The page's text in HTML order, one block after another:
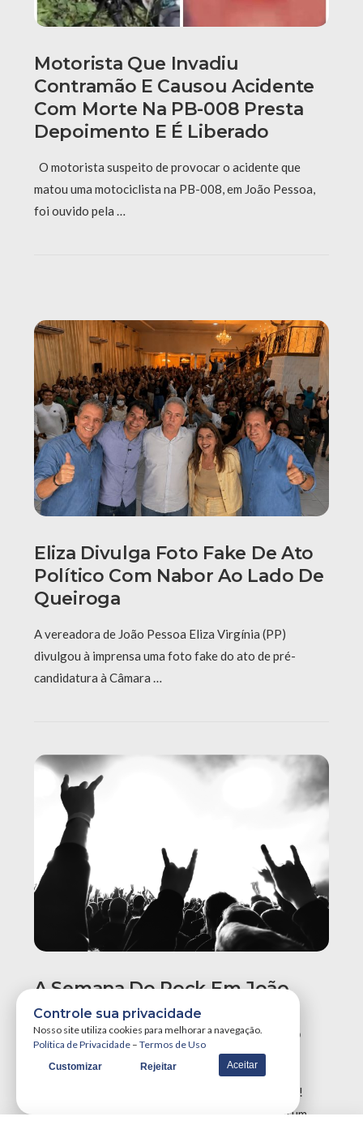
Motorista Que Invadiu
Contramão E Causou Acidente
Com Morte Na PB-008 Presta
Depoimento E É Liberado
O motorista suspeito de provocar o acidente que
matou uma motociclista na PB-008, em João Pessoa,
foi ouvido pela …
Eliza Divulga Foto Fake De Ato
Político Com Nabor Ao Lado De
Queiroga
A vereadora de João Pessoa Eliza Virgínia (PP)
divulgou à imprensa uma foto fake do ato de pré-
candidatura à Câmara …
A Semana Do Rock Em João
Pessoa Promete Um Dos
Maiores Finais De Semana Do
A Semana do Rock em João Pessoa tá destruidora!
Simplesmente teremos três grandes eventos em um
Controle sua privacidade
Nosso site utiliza cookies para melhorar a navegação.
Política de Privacidade – Termos de Uso
Customizar Rejeitar Aceitar